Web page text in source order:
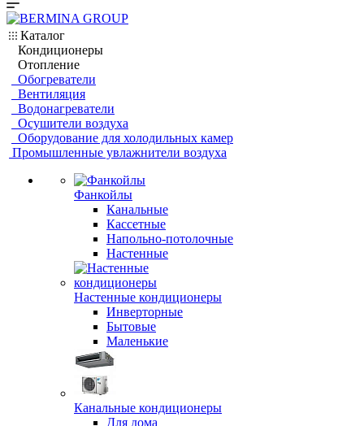
Каталог
Кондиционеры
Отопление
Обогреватели
Вентиляция
Водонагреватели
Осушители воздуха
Оборудование для холодильных камер
Промышленные увлажнители воздуха
Фанкойлы
Канальные
Кассетные
Напольно-потолочные
Настенные
Настенные кондиционеры
Инверторные
Бытовые
Маленькие
Канальные кондиционеры
Для дома